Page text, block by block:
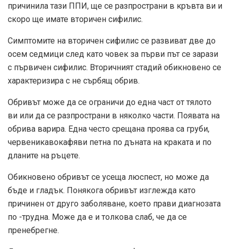
причинила тази ППИ, ще се разпространи в кръвта ви и
скоро ще имате вторичен сифилис.
Симптомите на вторичен сифилис се развиват две до
осем седмици след като човек за първи път се зарази
с първичен сифилис. Вторичният стадий обикновено се
характеризира с не сърбящ обрив.
Обривът може да се ограничи до една част от тялото
ви или да се разпространи в няколко части. Появата на
обрива варира. Една често срещана проява са груби,
червеникавокафяви петна по дъната на краката и по
дланите на ръцете.
Обикновено обривът се усеща люспест, но може да
бъде и гладък. Понякога обривът изглежда като
причинен от друго заболяване, което прави диагнозата
по -трудна. Може да е и толкова слаб, че да се
пренебрегне.